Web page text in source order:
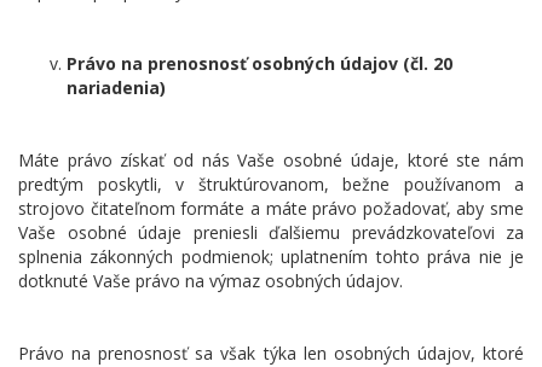
Právo na prenosnosť osobných údajov (čl. 20
nariadenia)
Máte právo získať od nás Vaše osobné údaje, ktoré ste nám
predtým poskytli, v štruktúrovanom, bežne používanom a
strojovo čitateľnom formáte a máte právo požadovať, aby sme
Vaše osobné údaje preniesli ďalšiemu prevádzkovateľovi za
splnenia zákonných podmienok; uplatnením tohto práva nie je
dotknuté Vaše právo na výmaz osobných údajov.
Právo na prenosnosť sa však týka len osobných údajov, ktoré